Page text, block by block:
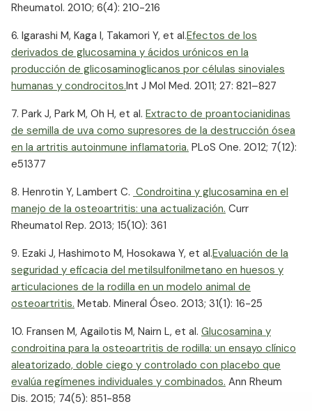
Rheumatol. 2010; 6(4): 210-216
6. Igarashi M, Kaga I, Takamori Y, et al.Efectos de los
derivados de glucosamina y ácidos urónicos en la
producción de glicosaminoglicanos por células sinoviales
humanas y condrocitos.Int J Mol Med. 2011; 27: 821–827
7. Park J, Park M, Oh H, et al. Extracto de proantocianidinas
de semilla de uva como supresores de la destrucción ósea
en la artritis autoinmune inflamatoria. ​ PLoS One. 2012; 7(12):
e51377
8. Henrotin Y, Lambert C. ​ Condroitina y glucosamina en el
manejo de la osteoartritis: una actualización. ​ Curr
Rheumatol Rep. 2013; 15(10): 361
9. Ezaki J, Hashimoto M, Hosokawa Y, et al.Evaluación de la
seguridad y eficacia del metilsulfonilmetano en huesos y
articulaciones de la rodilla en un modelo animal de
osteoartritis. ​ Metab. Mineral Óseo. 2013; 31(1): 16-25
10. Fransen M, Agailotis M, Nairn L, et al. Glucosamina y
condroitina para la osteoartritis de rodilla: un ensayo clínico
aleatorizado, doble ciego y controlado con placebo que
evalúa regímenes individuales y combinados. ​ Ann Rheum
Dis. 2015; 74(5): 851-858